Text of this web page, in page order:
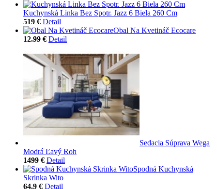
Kuchynská Linka Bez Spotr. Jazz 6 Biela 260 Cm
519 € Detail
Obal Na Kvetináč Ecocare
12.99 € Detail
Sedacia Súprava Wega
Modrá Ľavý Roh
1499 € Detail
Spodná Kuchynská
Skrinka Wito
64.9 € Detail